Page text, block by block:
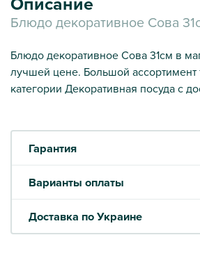
Блюдо декоративное Сова
Блюдо декоративное Сова 31см в
лучшей цене. Большой ассортимент
категории Декоративная посуда с
Гарантия
Варианты оплаты
Доставка по Украине